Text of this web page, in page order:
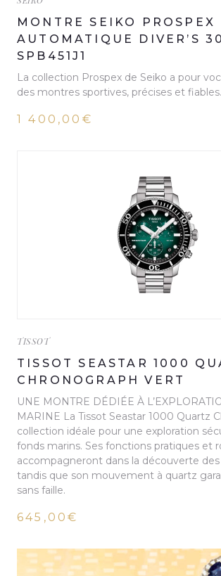
MONTRE SEIKO PROSPEX
AUTOMATIQUE DIVER’S
SPB451J1
La collection Prospex de Seiko a pour
des montres sportives, précises et fiables.
1 400,00€
TISSOT
TISSOT SEASTAR 1000
CHRONOGRAPH VERT
UNE MONTRE DÉDIÉE À
MARINE La Tissot Seastar 1000 Quartz
collection idéale pour une exploration
fonds marins. Ses fonctions pratiques et
accompagneront dans la découverte
tandis que son mouvement à quartz
sans faille.
645,00€